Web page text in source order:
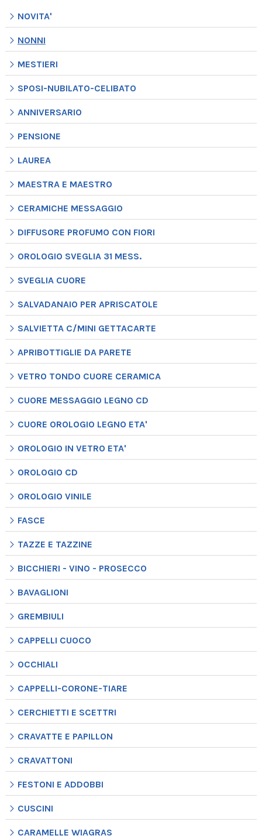
NOVITA'
NONNI
MESTIERI
SPOSI-NUBILATO-CELIBATO
ANNIVERSARIO
PENSIONE
LAUREA
MAESTRA E MAESTRO
CERAMICHE MESSAGGIO
DIFFUSORE PROFUMO CON FIORI
OROLOGIO SVEGLIA 31 MESS.
SVEGLIA CUORE
SALVADANAIO PER APRISCATOLE
SALVIETTA C/MINI GETTACARTE
APRIBOTTIGLIE DA PARETE
VETRO TONDO CUORE CERAMICA
CUORE MESSAGGIO LEGNO CD
CUORE OROLOGIO LEGNO ETA'
OROLOGIO IN VETRO ETA'
OROLOGIO CD
OROLOGIO VINILE
FASCE
TAZZE E TAZZINE
BICCHIERI - VINO - PROSECCO
BAVAGLIONI
GREMBIULI
CAPPELLI CUOCO
OCCHIALI
CAPPELLI-CORONE-TIARE
CERCHIETTI E SCETTRI
CRAVATTE E PAPILLON
CRAVATTONI
FESTONI E ADDOBBI
CUSCINI
CARAMELLE WIAGRAS